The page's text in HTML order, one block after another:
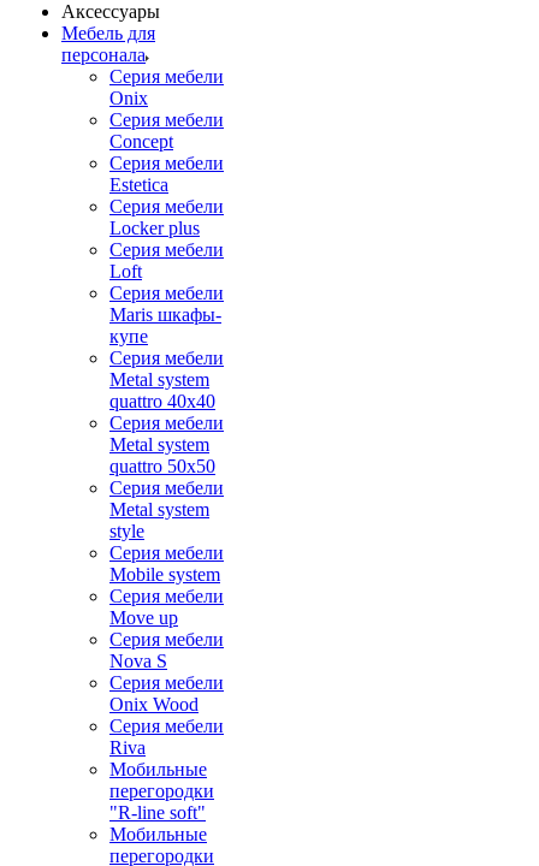
Аксессуары
Мебель для
персонала
Серия мебели
Onix
Серия мебели
Concept
Серия мебели
Estetica
Серия мебели
Locker plus
Серия мебели
Loft
Серия мебели
Maris шкафы-
купе
Серия мебели
Metal system
quattro 40x40
Серия мебели
Metal system
quattro 50x50
Серия мебели
Metal system
style
Серия мебели
Mobile system
Серия мебели
Move up
Серия мебели
Nova S
Серия мебели
Onix Wood
Серия мебели
Riva
Мобильные
перегородки
"R-line soft"
Мобильные
перегородки